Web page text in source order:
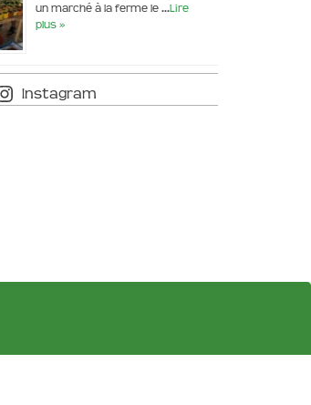
un marché à la ferme le …Lire
plus »
Instagram